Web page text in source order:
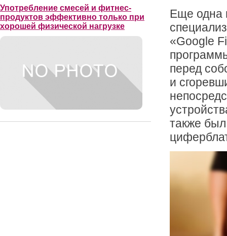
Употребление смесей и фитнес-
продуктов эффективно только при
хорошей физической нагрузке
Еще одна
«Google
перед
и
также